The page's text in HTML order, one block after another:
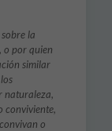
la
o por quien
similar
naturaleza,
convi­viente,
o